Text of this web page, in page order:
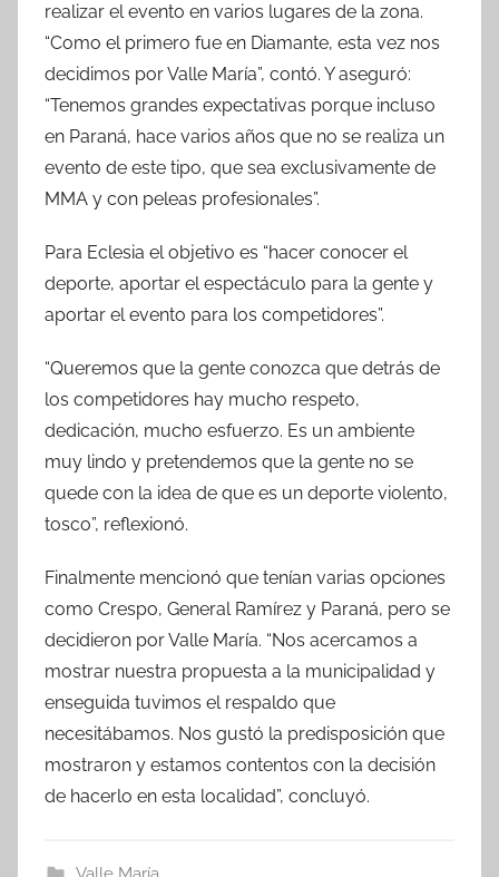
realizar el evento en varios lugares de la zona.
“Como el primero fue en Diamante, esta vez nos
decidimos por Valle María”, contó. Y aseguró:
“Tenemos grandes expectativas porque incluso
en Paraná, hace varios años que no se realiza un
evento de este tipo, que sea exclusivamente de
MMA y con peleas profesionales”.
Para Eclesia el objetivo es “hacer conocer el
deporte, aportar el espectáculo para la gente y
aportar el evento para los competidores”.
“Queremos que la gente conozca que detrás de
los competidores hay mucho respeto,
dedicación, mucho esfuerzo. Es un ambiente
muy lindo y pretendemos que la gente no se
quede con la idea de que es un deporte violento,
tosco”, reflexionó.
Finalmente mencionó que tenían varias opciones
como Crespo, General Ramírez y Paraná, pero se
decidieron por Valle María. “Nos acercamos a
mostrar nuestra propuesta a la municipalidad y
enseguida tuvimos el respaldo que
necesitábamos. Nos gustó la predisposición que
mostraron y estamos contentos con la decisión
de hacerlo en esta localidad”, concluyó.